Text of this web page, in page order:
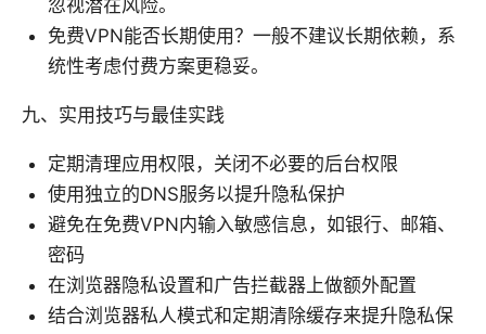
忽视潜在风险。
免费VPN能否长期使用？一般不建议长期依赖，系
统性考虑付费方案更稳妥。
九、实用技巧与最佳实践
定期清理应用权限，关闭不必要的后台权限
使用独立的DNS服务以提升隐私保护
避免在免费VPN内输入敏感信息，如银行、邮箱、
密码
在浏览器隐私设置和广告拦截器上做额外配置
结合浏览器私人模式和定期清除缓存来提升隐私保